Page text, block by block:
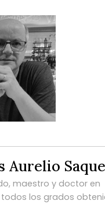
Aurelio
maestro y doctor en
los grados